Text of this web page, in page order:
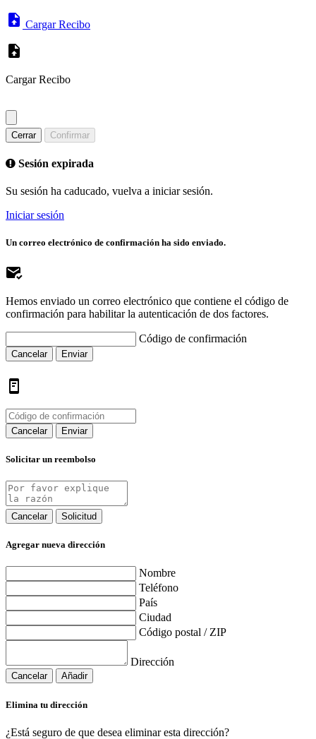
Cargar Recibo
Cargar Recibo
Cerrar Confirmar
Sesión expirada
Su sesión ha caducado, vuelva a iniciar sesión.
Iniciar sesión
Un correo electrónico de confirmación ha sido enviado.
Hemos enviado un correo electrónico que contiene el código de
confirmación para habilitar la autenticación de dos factores.
Código de confirmación
Cancelar Enviar
Cancelar Enviar
Solicitar un reembolso
Cancelar Solicitud
Agregar nueva dirección
Nombre
Teléfono
País
Ciudad
Código postal / ZIP
Dirección
Cancelar Añadir
Elimina tu dirección
¿Está seguro de que desea eliminar esta dirección?